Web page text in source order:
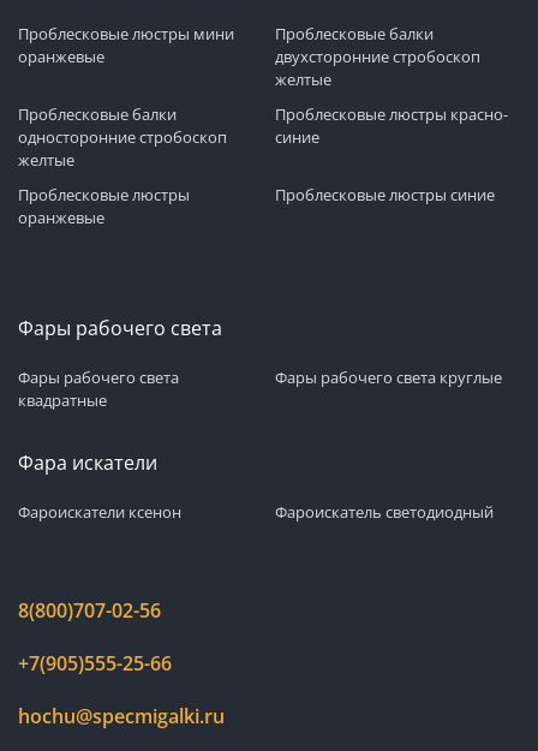
Проблесковые люстры мини
оранжевые
Проблесковые балки
двухсторонние стробоскоп
желтые
Проблесковые балки
односторонние стробоскоп
желтые
Проблесковые люстры красно-
синие
Проблесковые люстры
оранжевые
Проблесковые люстры синие
Фары рабочего света
Фары рабочего света
квадратные
Фары рабочего света круглые
Фара искатели
Фароискатели ксенон Фароискатель светодиодный
8(800)707-02-56
+7(905)555-25-66
hochu@specmigalki.ru